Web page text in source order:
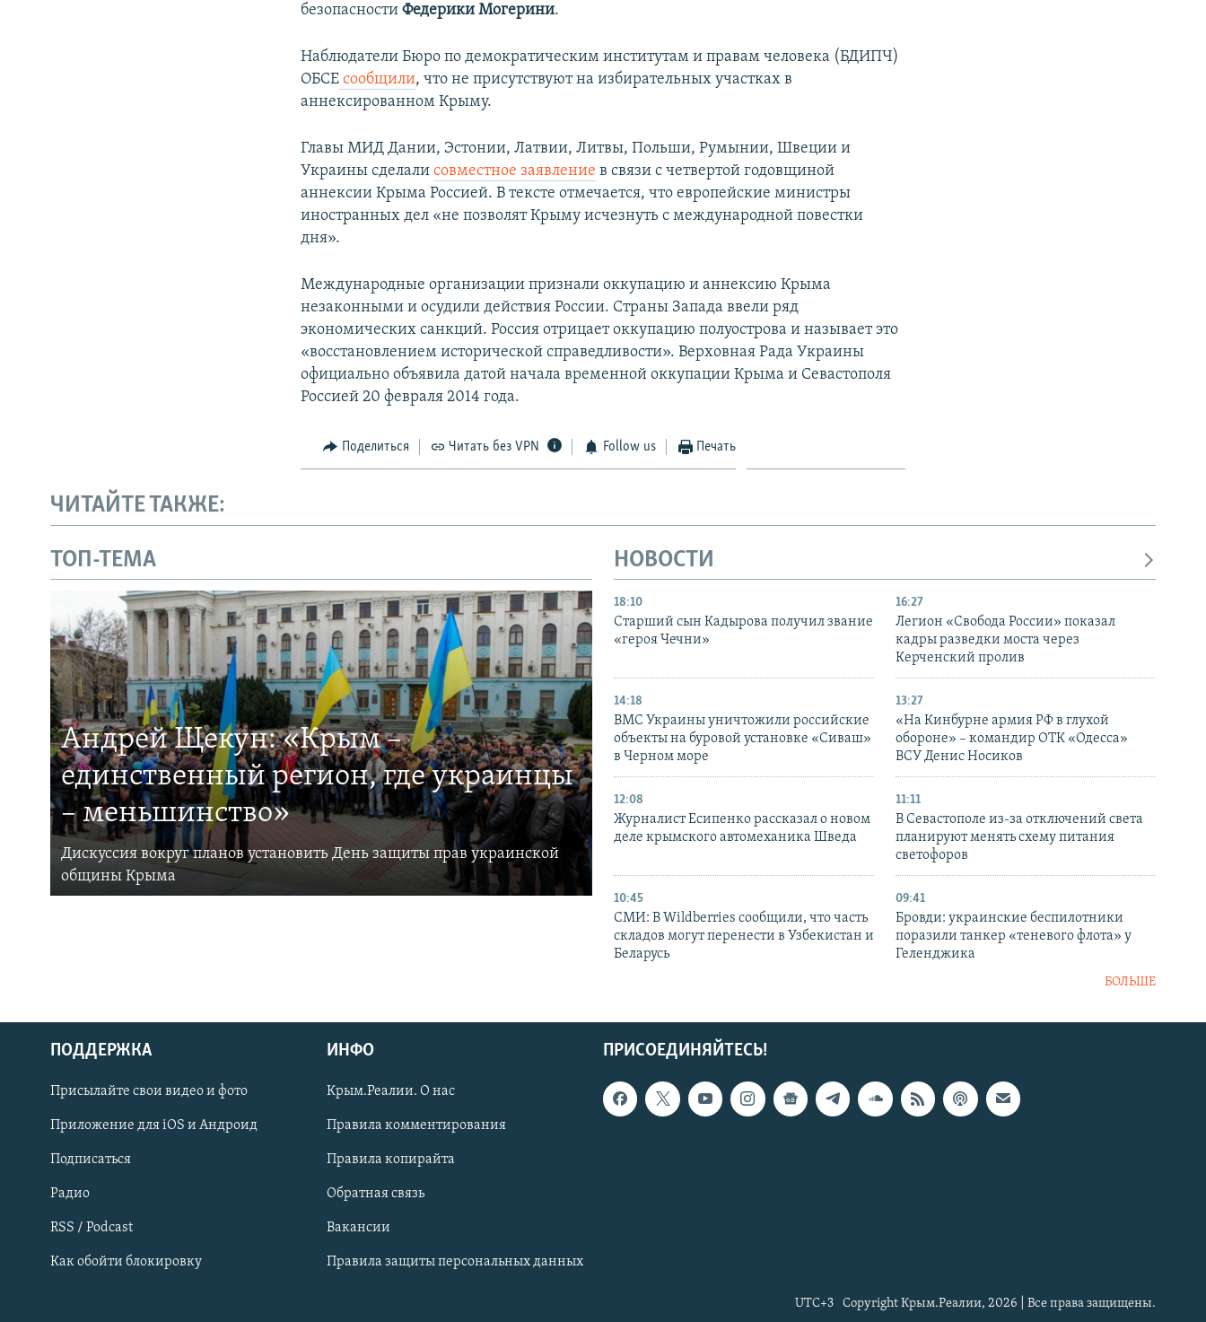
Українською
Qırımtatar
ПРИСОЕДИНЯЙТЕСЬ!
безопасностиФедерики Могерини.​
Наблюдатели Бюро по демократическим институтам и правам человека (БДИПЧ)
ОБСЕ сообщили, что не присутствуют на избирательных участках в
аннексированном Крыму.
Главы МИД Дании, Эстонии, Латвии, Литвы, Польши, Румынии, Швеции и
Украины сделалисовместное заявление в связи с четвертой годовщиной
аннексии Крыма Россией. В тексте отмечается, что европейские министры
иностранных дел «не позволят Крыму исчезнуть с международной повестки
дня».
Международные организации признали оккупацию и аннексию Крыма
незаконными и осудили действия России. Страны Запада ввели ряд
экономических санкций. Россия отрицает оккупацию полуострова и называет это
«восстановлением исторической справедливости». Верховная Рада Украины
официально объявила датой начала временной оккупации Крыма и Севастополя
Россией 20 февраля 2014 года.
Поделиться Читать без VPN Follow us Печать
ЧИТАЙТЕ ТАКЖЕ:
ТОП-ТЕМА
Андрей Щекун: «Крым –
единственный регион, где украинцы
– меньшинство»
Дискуссия вокруг планов установить День защиты прав украинской
общины Крыма
НОВОСТИ
18:10
Старший сын Кадырова получил звание
«героя Чечни»
16:27
Легион «Свобода России» показал
кадры разведки моста через
Керченский пролив
14:18
ВМС Украины уничтожили российские
объекты на буровой установке «Сиваш»
в Черном море
13:27
«На Кинбурне армия РФ в глухой
обороне» – командир ОТК «Одесса»
ВСУ Денис Носиков
12:08
Журналист Есипенко рассказал о новом
деле крымского автомеханика Шведа
11:11
В Севастополе из-за отключений света
планируют менять схему питания
светофоров
10:45
СМИ: В Wildberries сообщили, что часть
складов могут перенести в Узбекистан и
Беларусь
09:41
Бровди: украинские беспилотники
поразили танкер «теневого флота» у
Геленджика
БОЛЬШЕ
ПРИСОЕДИНЯЙТЕСЬ!
ПОДДЕРЖКА
Присылайте свои видео и фото
Приложение для iOS и Андроид
Подписаться
Радио
RSS / Podcast
Как обойти блокировку
ИНФО
Крым.Реалии. О нас
Правила комментирования
Правила копирайта
Обратная связь
Вакансии
Правила защиты персональных данных
Copyright Крым.Реалии, 2026 | Все права защищены.
UTC+3